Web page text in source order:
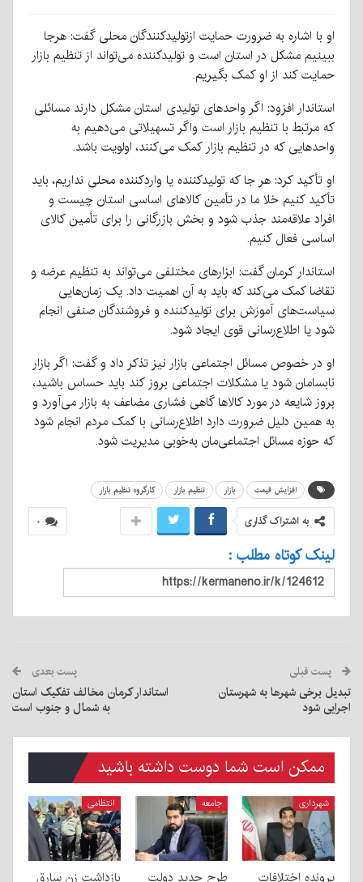
او با اشاره به ضرورت حمایت ازتولیدکنندگان محلی گفت: هرجا
ببینیم مشکل در استان است و تولیدکننده می‌تواند از تنظیم بازار
حمایت کند از او کمک بگیریم.
استاندار افزود: اگر واحدهای تولیدی استان مشکل دارند مسائلی
که مرتبط با تنظیم بازار است واگر تسهیلاتی می‌دهیم به
واحدهایی که در تنظیم بازار کمک می‌کنند، اولویت باشد.
او تأکید کرد: هر جا که تولیدکننده یا واردکننده محلی نداریم، باید
تأکید کنیم خلا ما در تأمین کالاهای اساسی استان چیست و
افراد علاقه‌مند جذب شود و بخش بازرگانی را برای تأمین کالای
اساسی فعال کنیم.
استاندار کرمان گفت: ابزارهای مختلفی می‌تواند به تنظیم عرضه و
تقاضا کمک می‌کند که باید به آن اهمیت داد. یک زمان‌هایی
سیاست‌های آموزش برای تولیدکننده و فروشندگان صنفی انجام
شود یا اطلاع‌رسانی قوی ایجاد شود.
او در خصوص مسائل اجتماعی بازار نیز تذکر داد و گفت: اگر بازار
نابسامان شود یا مشکلات اجتماعی بروز کند باید حساس باشید،
بروز شایعه در مورد کالاها گاهی فشاری مضاعف به بازار می‌آورد و
به همین دلیل ضرورت دارد اطلاع‌رسانی با کمک مردم انجام شود
که حوزه مسائل اجتماعی‌مان به‌خوبی مدیریت شود.
افزایش قیمت بازار تنظیم بازار کارگروه تنظیم بازار
۰ به اشتراک گذاری
لینک کوتاه مطلب :
پست قبلی
تبدیل برخی شهرها به شهرستان
اجرایی شود
پست بعدی
استاندار کرمان مخالف تفکیک استان
به شمال و جنوب است
ممکن است شما دوست داشته باشید
شهرداری
پرونده اختلافات
جامعه
طرح جدید دولت
انتظامی
بازداشت زن سارق